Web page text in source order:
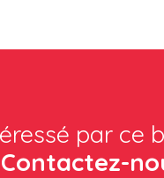
par ce
Contactez-